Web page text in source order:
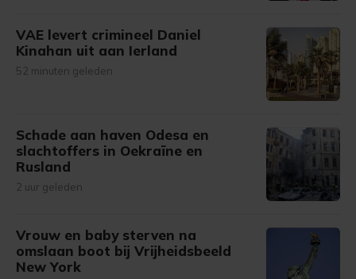
VAE levert crimineel Daniel
Kinahan uit aan Ierland
52 minuten geleden
Schade aan haven Odesa en
slachtoffers in Oekraïne en
Rusland
2 uur geleden
Vrouw en baby sterven na
omslaan boot bij Vrijheidsbeeld
New York